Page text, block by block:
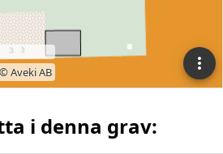
i denna grav: